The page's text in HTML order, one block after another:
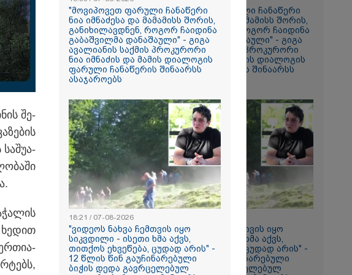
არასრულწლოვნის ამ
მდგომარეობაში ჩაგდებას?"
"ჩანაწერში მამა-შვილს
შორის კამათი
მიმდინარეობს - ნია იმნაძე
დემონსტრირებას ახდენს,
რომ ის არა მხოლოდ
ეთანხმება იმას, რაც მოხდა,
არამედ გარკვეულ
წინმსწრებ ინფორმაციასაც
ფლობდა” - რა ისმის ფარულ
ჩანაწერში, სადაც იმნაძე
მამას ესაუბრება?
რატომ ჩაბნელდა
საქართველო მესამედ და
გველოდება თუ არა
ზამთარში მასშტაბური
ენერგოკრიზისი -
"პრობლემის მოგვარებას
დაახლოებით ერთი თვე
დასჭირდება"
სასკოლო ფორმების
"მოვიპოვეთ ფარული ჩანაწერი
ნია იმნაძესა და მამამისს შორის,
განიხილავდნენ, როგორ ჩაიდინა
გაბაშვილმა დანაშაული" - გიგა
ავალიანის საქმის პროკურორი
ნია იმნაძის და მამის დიალოგის
ფარული ჩანაწერის შინაარსს
"ვიდეოს ნახვა ჩემთვის იყო
სიკვდილი - ისეთი ხმა აქვს,
თითქოს ეხვეწება, ცუდად არის" -
12 წლის წინ გაუჩინარებული
ბიჭის დედა გავრცელებულ
შე­
"მოვიპოვეთ ფარული ჩანაწერი
ნია იმნაძესა და მამამისს შორის,
განიხილავდნენ, როგორ ჩაიდინა
გაბაშვილმა დანაშაული" - გიგა
ავალიანის საქმის პროკურორი
ნია იმნაძის და მამის დიალოგის
ფარული ჩანაწერის შინაარსს
ასაჯაროებს
18:21 / 07-08-2026
"ვიდეოს ნახვა ჩემთვის იყო
სიკვდილი - ისეთი ხმა აქვს,
თითქოს ეხვეწება, ცუდად არის" -
12 წლის წინ გაუჩინარებული
ბიჭის დედა გავრცელებულ